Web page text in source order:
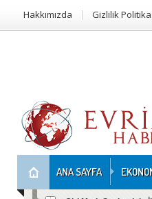
Hakkımızda Gizlilik
ANA SAYFA